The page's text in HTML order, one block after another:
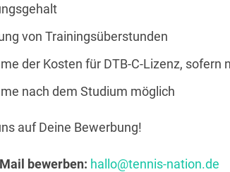
von Trainingsüberstunden
der Kosten für DTB-C-Lizenz, sofern
nach dem Studium möglich
auf Deine Bewerbung!
bewerben: hallo@tennis-nation.de